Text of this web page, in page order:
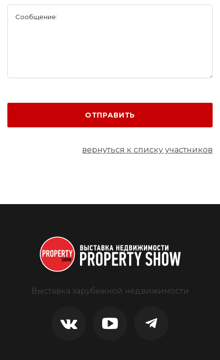
Сообщение:
ОТПРАВИТЬ
вернуться к списку участников
Выставка зарубежной недвижимости